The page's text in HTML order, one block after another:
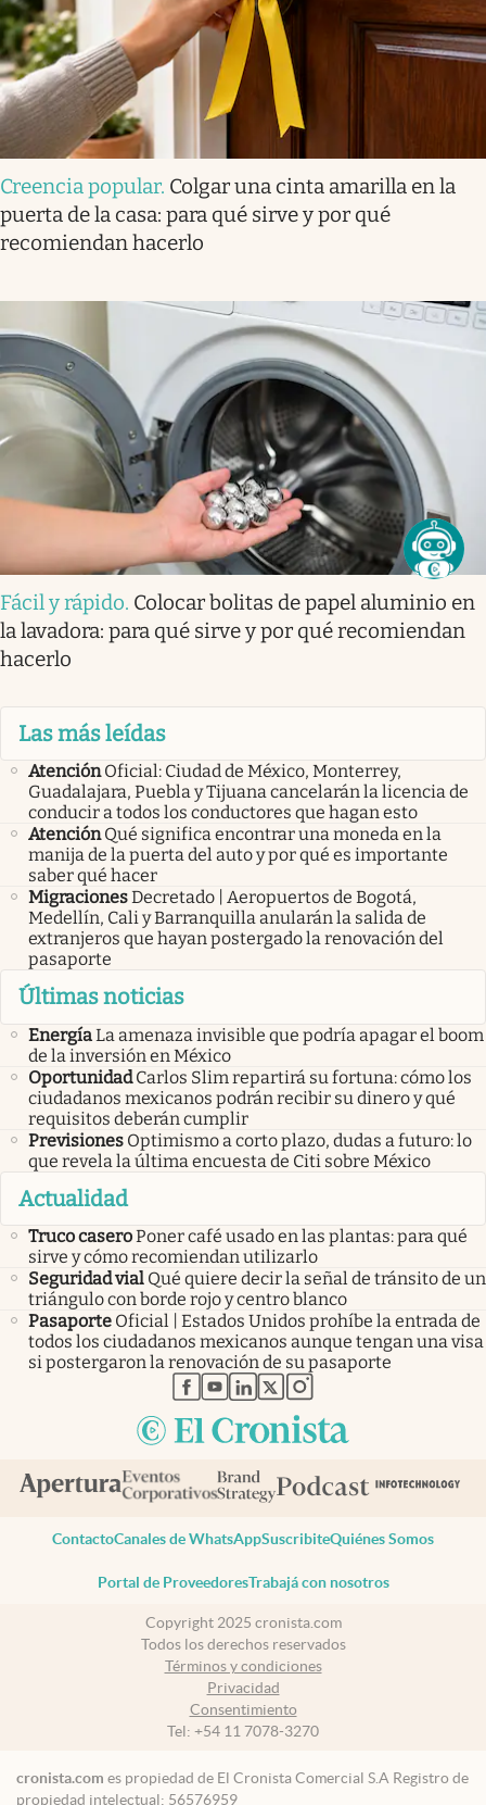
Creencia popular. Colgar una cinta amarilla en la
puerta de la casa: para qué sirve y por qué
recomiendan hacerlo
Fácil y rápido. Colocar bolitas de papel aluminio en
la lavadora: para qué sirve y por qué recomiendan
hacerlo
Las más leídas
Atención Oficial: Ciudad de México, Monterrey,
Guadalajara, Puebla y Tijuana cancelarán la licencia de
conducir a todos los conductores que hagan esto
Atención Qué significa encontrar una moneda en la
manija de la puerta del auto y por qué es importante
saber qué hacer
MigracionesDecretado | Aeropuertos de Bogotá,
Medellín, Cali y Barranquilla anularán la salida de
extranjeros que hayan postergado la renovación del
pasaporte
Últimas noticias
EnergíaLa amenaza invisible que podría apagar el boom
de la inversión en México
Oportunidad Carlos Slim repartirá su fortuna: cómo los
ciudadanos mexicanos podrán recibir su dinero y qué
requisitos deberán cumplir
Previsiones Optimismo a corto plazo, dudas a futuro: lo
que revela la última encuesta de Citi sobre México
Actualidad
Truco caseroPoner café usado en las plantas: para qué
sirve y cómo recomiendan utilizarlo
Seguridad vial Qué quiere decir la señal de tránsito de un
triángulo con borde rojo y centro blanco
Pasaporte Oficial | Estados Unidos prohíbe la entrada de
todos los ciudadanos mexicanos aunque tengan una visa
si postergaron la renovación de su pasaporte
abre en nueva pestaña
abre en nueva pestaña
abre en nueva pestaña
abre en nueva pestaña
abre en nueva pestaña
ContactoCanales de WhatsAppSuscribiteQuiénes Somos
Portal de ProveedoresTrabajá con nosotros
Copyright 2025 cronista.com
Todos los derechos reservados
Términos y condiciones
Privacidad
Consentimiento
Tel: +54 11 7078-3270
cronista.com es propiedad de El Cronista Comercial S.A Registro de
propiedad intelectual: 56576959